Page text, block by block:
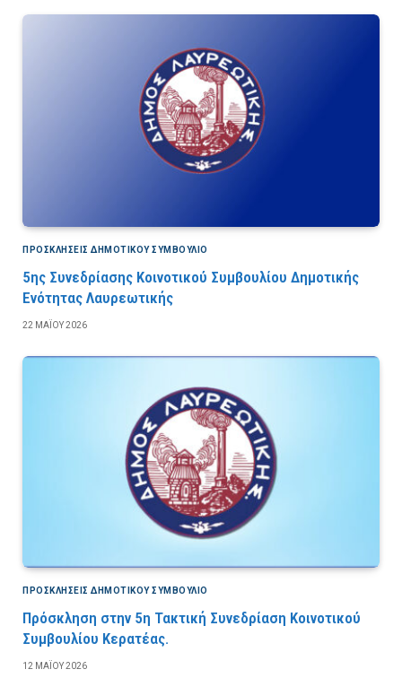
ΠΡΟΣΚΛΉΣΕΙΣ ΔΗΜΟΤΙΚΟΎ ΣΥΜΒΟΎΛΙΟ
5ης Συνεδρίασης Κοινοτικού Συμβουλίου Δημοτικής
Ενότητας Λαυρεωτικής
22 ΜΑΪ́ΟΥ 2026
ΠΡΟΣΚΛΉΣΕΙΣ ΔΗΜΟΤΙΚΟΎ ΣΥΜΒΟΎΛΙΟ
Πρόσκληση στην 5η Τακτική Συνεδρίαση Κοινοτικού
Συμβουλίου Κερατέας.
12 ΜΑΪ́ΟΥ 2026